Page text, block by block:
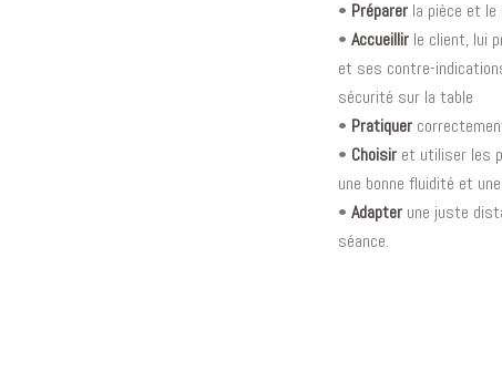
• Préparer la pièce et le
•Accueillir le client, lui
et ses contre-
sécurité sur la table
• Pratiquer
• Choisir et utiliser les
une bonne fluidité et
•Adapter une juste
séance.